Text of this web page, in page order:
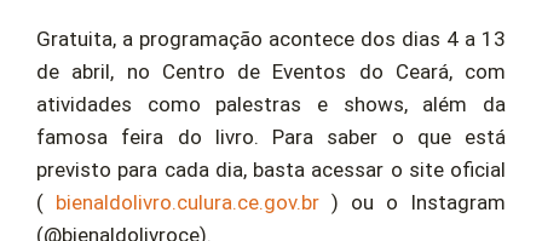
Gratuita, a programação acontece dos dias 4 a 13
de abril, no Centro de Eventos do Ceará, com
atividades como palestras e shows, além da
famosa feira do livro. Para saber o que está
previsto para cada dia, basta acessar o site oficial
( bienaldolivro.culura.ce.gov.br ) ou o Instagram
(@bienaldolivroce).